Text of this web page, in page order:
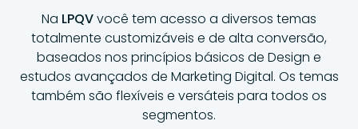
Na LPQVvocê tem acesso a diversos temas
totalmente customizáveis e de alta conversão,
baseados nos princípios básicos de Design e
estudos avançados de Marketing Digital. Os temas
também são flexíveis e versáteis para todos os
segmentos.